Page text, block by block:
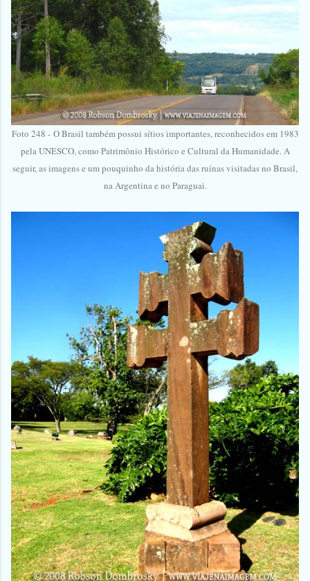
Foto 248 - O Brasil também possui sítios importantes, reconhecidos em 1983
pela UNESCO, como Patrimônio Histórico e Cultural da Humanidade. A
seguir, as imagens e um pouquinho da história das ruínas visitadas no Brasil,
na Argentina e no Paraguai.